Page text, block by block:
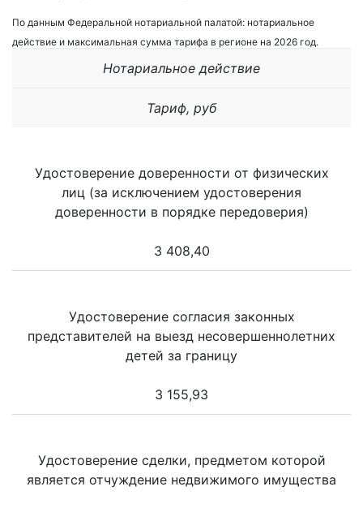
По данным Федеральной нотариальной палатой: нотариальное
действие и максимальная сумма тарифа в регионе на 2026 год.
Нотариальное действие
Тариф, руб
Удостоверение доверенности от физических
лиц (за исключением удостоверения
доверенности в порядке передоверия)
3 408,40
Удостоверение согласия законных
представителей на выезд несовершеннолетних
детей за границу
3 155,93
Удостоверение сделки, предметом которой
является отчуждение недвижимого имущества